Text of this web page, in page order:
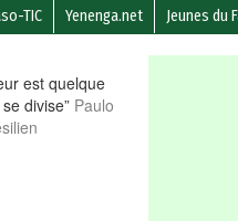
TIC Yenenga.net Jeunes du
est quelque
divise” Paulo